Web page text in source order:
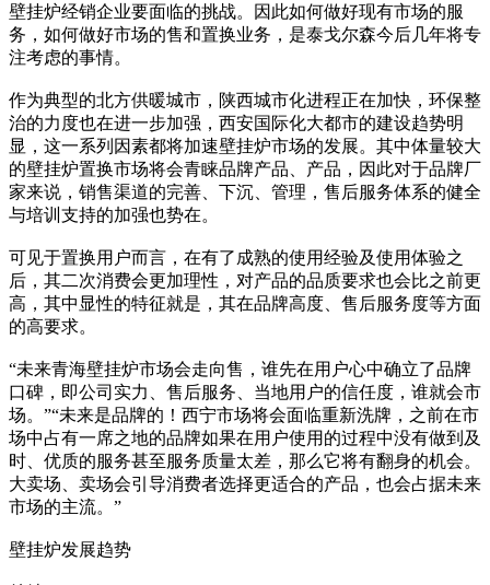
壁挂炉经销企业要面临的挑战。因此如何做好现有市场的服
务，如何做好市场的售和置换业务，是泰戈尔森今后几年将专
注考虑的事情。
作为典型的北方供暖城市，陕西城市化进程正在加快，环保整
治的力度也在进一步加强，西安国际化大都市的建设趋势明
显，这一系列因素都将加速壁挂炉市场的发展。其中体量较大
的壁挂炉置换市场将会青睐品牌产品、产品，因此对于品牌厂
家来说，销售渠道的完善、下沉、管理，售后服务体系的健全
与培训支持的加强也势在。
可见于置换用户而言，在有了成熟的使用经验及使用体验之
后，其二次消费会更加理性，对产品的品质要求也会比之前更
高，其中显性的特征就是，其在品牌高度、售后服务度等方面
的高要求。
“未来青海壁挂炉市场会走向售，谁先在用户心中确立了品牌
口碑，即公司实力、售后服务、当地用户的信任度，谁就会市
场。”“未来是品牌的！西宁市场将会面临重新洗牌，之前在市
场中占有一席之地的品牌如果在用户使用的过程中没有做到及
时、优质的服务甚至服务质量太差，那么它将有翻身的机会。
大卖场、卖场会引导消费者选择更适合的产品，也会占据未来
市场的主流。”
壁挂炉发展趋势